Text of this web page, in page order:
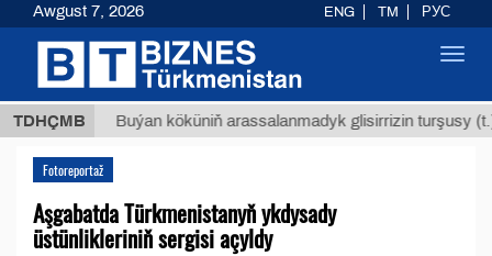
TDHÇMBBuýan köküniň arassalanmadyk glisirrizin turşusy (t.)
Fotoreportaž
Aşgabatda Türkmenistanyň ykdysady
üstünlikleriniň sergisi açyldy
Awgust 7, 2026 ENG TM РУС